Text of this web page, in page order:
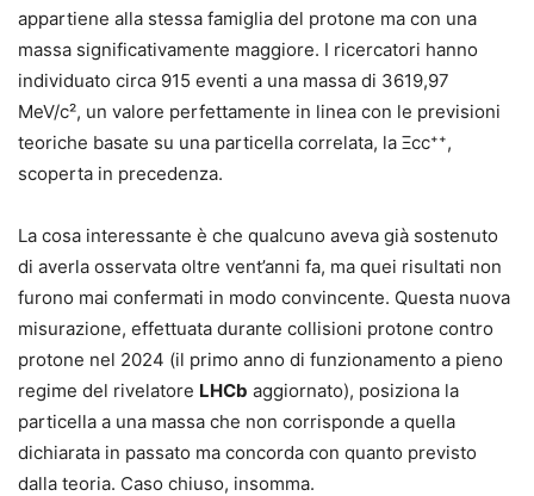
appartiene alla stessa famiglia del protone ma con una
massa significativamente maggiore. I ricercatori hanno
individuato circa 915 eventi a una massa di 3619,97
MeV/c², un valore perfettamente in linea con le previsioni
teoriche basate su una particella correlata, la Ξcc⁺⁺,
scoperta in precedenza.
La cosa interessante è che qualcuno aveva già sostenuto
di averla osservata oltre vent’anni fa, ma quei risultati non
furono mai confermati in modo convincente. Questa nuova
misurazione, effettuata durante collisioni protone contro
protone nel 2024 (il primo anno di funzionamento a pieno
regime del rivelatore LHCb aggiornato), posiziona la
particella a una massa che non corrisponde a quella
dichiarata in passato ma concorda con quanto previsto
dalla teoria. Caso chiuso, insomma.